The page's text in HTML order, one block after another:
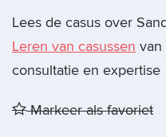
Lees de casus over
Leren van casussen van
consultatie en expertise
Markeer als favoriet